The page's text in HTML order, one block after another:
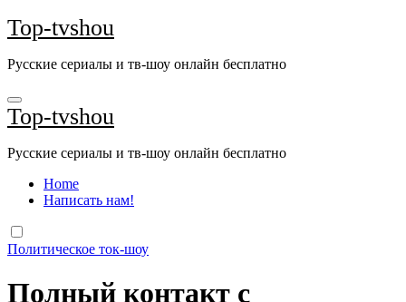
Перейти
к
Top-tvshou
Русские сериалы и тв-шоу онлайн бесплатно
Top-tvshou
Русские сериалы и тв-шоу онлайн бесплатно
Home
Написать нам!
Политическое ток-шоу
Полный контакт с